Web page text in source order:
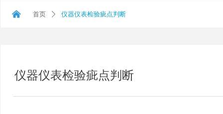
仪器仪表检验疵点判断
首页 ꄲ 仪器仪表检验疵点判断
낀